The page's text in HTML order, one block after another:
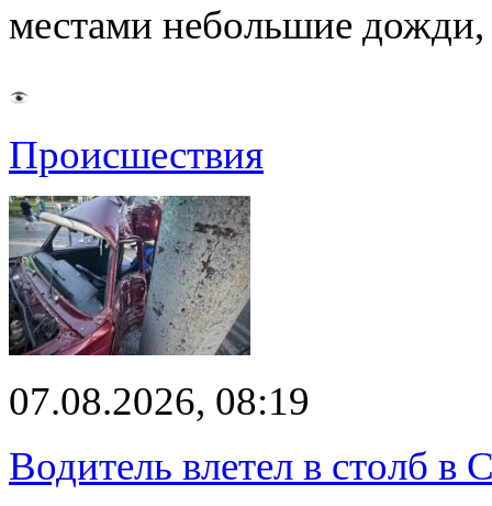
местами небольшие
Происшествия
07.08.2026, 08:19
Водитель влетел в столб в